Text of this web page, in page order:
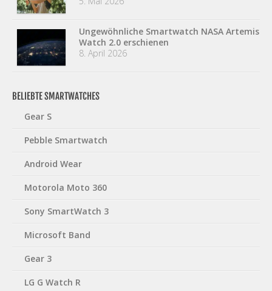
Ungewöhnliche Smartwatch NASA Artemis
Watch 2.0 erschienen
8. April 2026
BELIEBTE SMARTWATCHES
Gear S
Pebble Smartwatch
Android Wear
Motorola Moto 360
Sony SmartWatch 3
Microsoft Band
Gear 3
LG G Watch R